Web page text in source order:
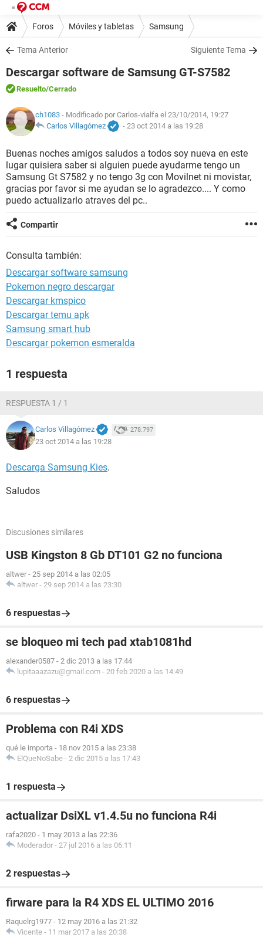
Foros Móviles y tabletas Samsung
Tema Anterior Siguiente Tema
Descargar software de Samsung GT-S7582
Resuelto/Cerrado
ch1083 - Modificado por Carlos-vialfa el 23/10/2014, 19:27
Carlos Villagómez
- 23 oct 2014 a las 19:28
Buenas noches amigos saludos a todos soy nueva en este
lugar quisiera saber si alguien puede ayudarme tengo un
Samsung Gt S7582 y no tengo 3g con Movilnet ni movistar,
gracias por favor si me ayudan se lo agradezco.... Y como
puedo actualizarlo atraves del pc..
Compartir
Consulta también:
Descargar software samsung
Pokemon negro descargar
Descargar kmspico
Descargar temu apk
Samsung smart hub
Descargar pokemon esmeralda
1 respuesta
RESPUESTA 1 / 1
Carlos Villagómez 278.797
23 oct 2014 a las 19:28
Descarga Samsung Kies.
Saludos
Discusiones similares
USB Kingston 8 Gb DT101 G2 no funciona
altwer - 25 sep 2014 a las 02:05
altwer - 29 sep 2014 a las 23:30
6 respuestas
se bloqueo mi tech pad xtab1081hd
alexander0587 - 2 dic 2013 a las 17:44
lupitaaazazu@gmail.com - 20 feb 2020 a las 14:49
6 respuestas
Problema con R4i XDS
qué le importa - 18 nov 2015 a las 23:38
ElQueNoSabe - 2 dic 2015 a las 17:43
1 respuesta
actualizar DsiXL v1.4.5u no funciona R4i
rafa2020 - 1 may 2013 a las 22:36
Moderador - 27 jul 2016 a las 06:11
2 respuestas
firware para la R4 XDS EL ULTIMO 2016
Raquelrg1977 - 12 may 2016 a las 21:32
Vicente - 11 mar 2017 a las 20:38